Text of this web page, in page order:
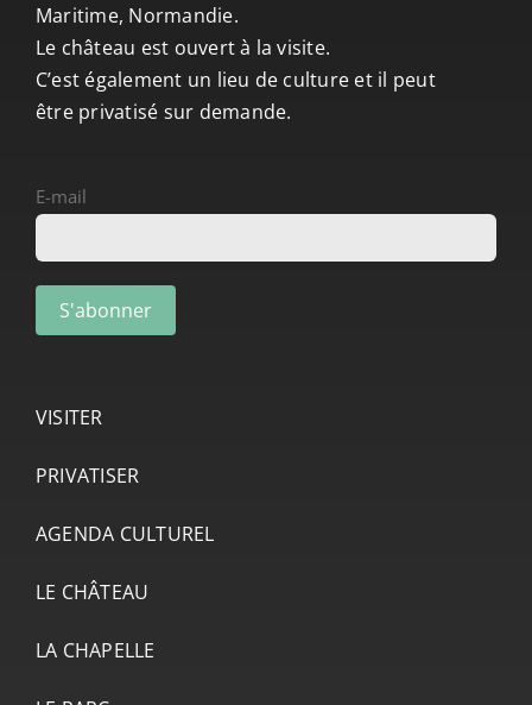
Maritime, Normandie.
Le château est ouvert à la visite.
C’est également un lieu de culture et il peut
être privatisé sur demande.
E-mail
VISITER
PRIVATISER
AGENDA CULTUREL
LE CHÂTEAU
LA CHAPELLE